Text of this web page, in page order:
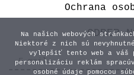
Ochrana
ODBER
Na našich webových
Niektoré z nich sú
vylepšiť tento web a váš
personalizáciu reklám
osobné údaje pomocou